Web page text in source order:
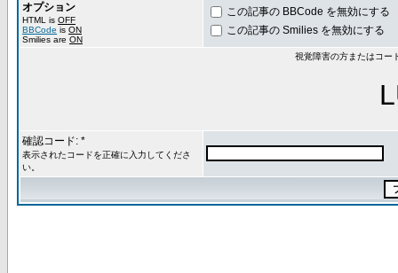
オプション
HTML is OFF
BBCode is ON
Smilies are ON
この記事の BBCode を無効にする
この記事の Smilies を無効にする
視覚障害の方またはコー
確認コード: *
表示されたコードを正確に入力してくださ
い。